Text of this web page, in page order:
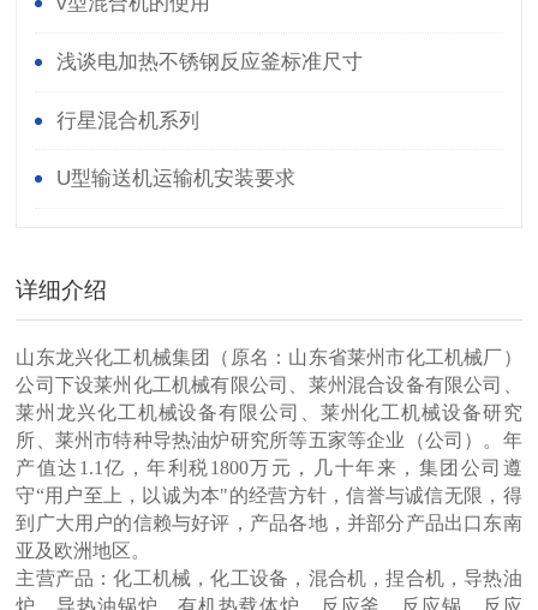
浅谈电加热不锈钢反应釜标准尺寸
行星混合机系列
U型输送机运输机安装要求
详细介绍
山东龙兴化工机械集团（原名：山东省莱州市化工机械厂）
公司下设莱州化工机械有限公司、莱州混合设备有限公司、
莱州龙兴化工机械设备有限公司、莱州化工机械设备研究
所、莱州市特种导热油炉研究所等五家等企业（公司）。年
产值达1.1亿，年利税1800万元，几十年来，集团公司遵
守“用户至上，以诚为本"的经营方针，信誉与诚信无限，得
到广大用户的信赖与好评，产品各地，并部分产品出口东南
亚及欧洲地区。
主营产品：化工机械，化工设备，混合机，捏合机，导热油